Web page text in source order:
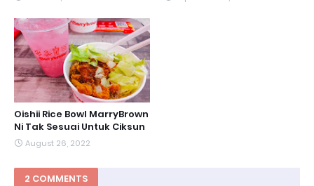
Oishii Rice Bowl MarryBrown
Ni Tak Sesuai Untuk Ciksun
August 26, 2022
2 COMMENTS